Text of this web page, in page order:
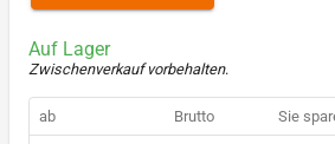
Auf Lager
Zwischenverkauf vorbehalten.
ab Brutto Sie